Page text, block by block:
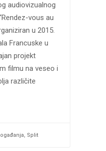
audiovizualnog
vous au
u 2015.
Francuske u
projekt
filmu na veseo i
različite
, Split